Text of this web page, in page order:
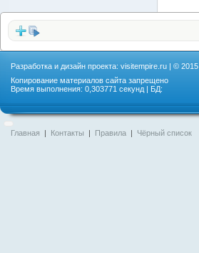
Разработка и дизайн проекта: visitempire.ru | © 2015
Копирование материалов сайта запрещено
Время выполнения: 0,303771 секунд | БД:
Главная | Контакты | Правила | Чёрный список